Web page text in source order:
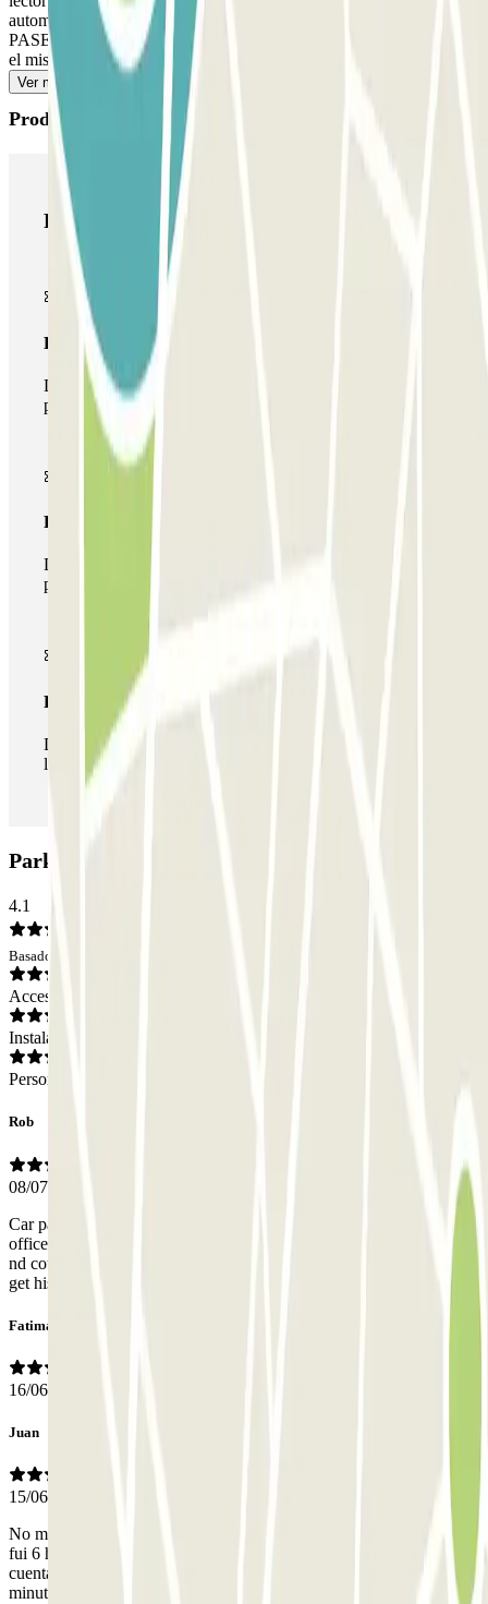
automáticamente sin necesidad de pulsar ningún botón. SI TU
PASE PERMITE ENTRADAS Y SALIDAS ILIMITADAS: Sigue
el mismo procedimiento indicado anteriormente para entrar y salir.
Ver más
Productos de Parclick
Productos de Parclick
Pase básico
Durante tu estancia podrás entrar y salir una única vez al
parking
Pase multiparking
Durante tu estancia podrás hacer uso de toda la red de
parkings de este operador disponibles en Parclick.
Pase ilimitado
Durante tu estancia podrás entrar y salir del parking todas
las veces que quieras.
Parking CLÜBO Torres de Neptuno: Opiniones
4.1
Basado en 21 opiniones
Acceso
Instalaciones
Personal
Rob
08/07/2026
Car parking was excellent. Improvement needed with the man at the
office. I was struggling with my credit card to pay. He just sat there
nd could not give a hoot. Eventually after sometime, he decided to
get his bottom off his chair.
Fatima
16/06/2026
Juan
15/06/2026
No me gustó que llegué 8 minutos antes de la hora concertada, y me
fui 6 horas antes del final contratado (y 13 h antes delf fin si se
cuenta con la cortesía ofrecida) y me cobraron 0,8€ por los ocho
minutos de adelanto. Ridículo. No volveré.